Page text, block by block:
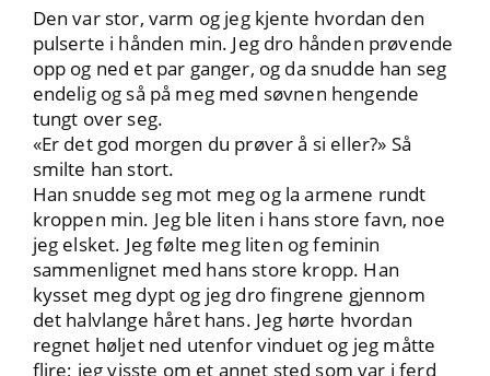
Den var stor, varm og jeg kjente hvordan den
pulserte i hånden min. Jeg dro hånden prøvende
opp og ned et par ganger, og da snudde han seg
endelig og så på meg med søvnen hengende
tungt over seg.
«Er det god morgen du prøver å si eller?» Så
smilte han stort.
Han snudde seg mot meg og la armene rundt
kroppen min. Jeg ble liten i hans store favn, noe
jeg elsket. Jeg følte meg liten og feminin
sammenlignet med hans store kropp. Han
kysset meg dypt og jeg dro fingrene gjennom
det halvlange håret hans. Jeg hørte hvordan
regnet høljet ned utenfor vinduet og jeg måtte
flire; jeg visste om et annet sted som var i ferd